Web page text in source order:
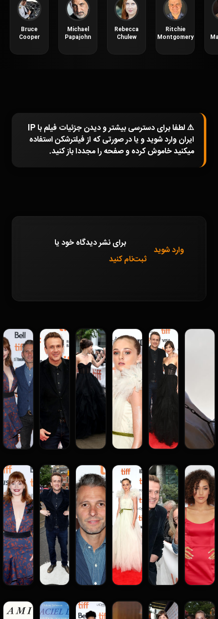
Bruce
Cooper
Michael
Papajohn
Rebecca
Chulew
Ritchie
Montgomery
⚠️ لطفا برای دسترسی بیشتر و دیدن جزئیات فیلم با IP
ایران وارد شوید و یا در صورتی که از فیلترشکن استفاده
میکنید خاموش کرده و صفحه را مجددا باز کنید.
برای نشر دیدگاه خود
وارد شوید
یا
ثبت‌نام کنید